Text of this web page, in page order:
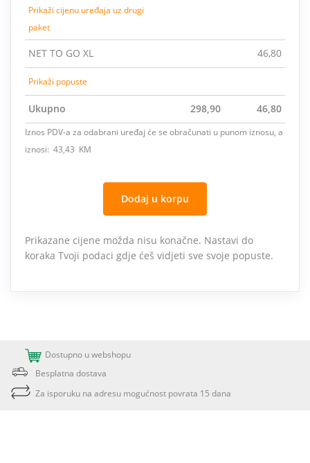
Prikaži cijenu uređaja uz drugi
paket
NET TO GO XL 46,80
Prikaži popuste
Ukupno 298,90 46,80
Iznos PDV-a za odabrani uređaj će se obračunati u punom iznosu, a
iznosi: 43,43 KM
Dodaj u korpu
Prikazane cijene možda nisu konačne. Nastavi do
koraka Tvoji podaci gdje ćeš vidjeti sve svoje popuste.
Dostupno u webshopu
Besplatna dostava
Za isporuku na adresu mogućnost povrata 15 dana